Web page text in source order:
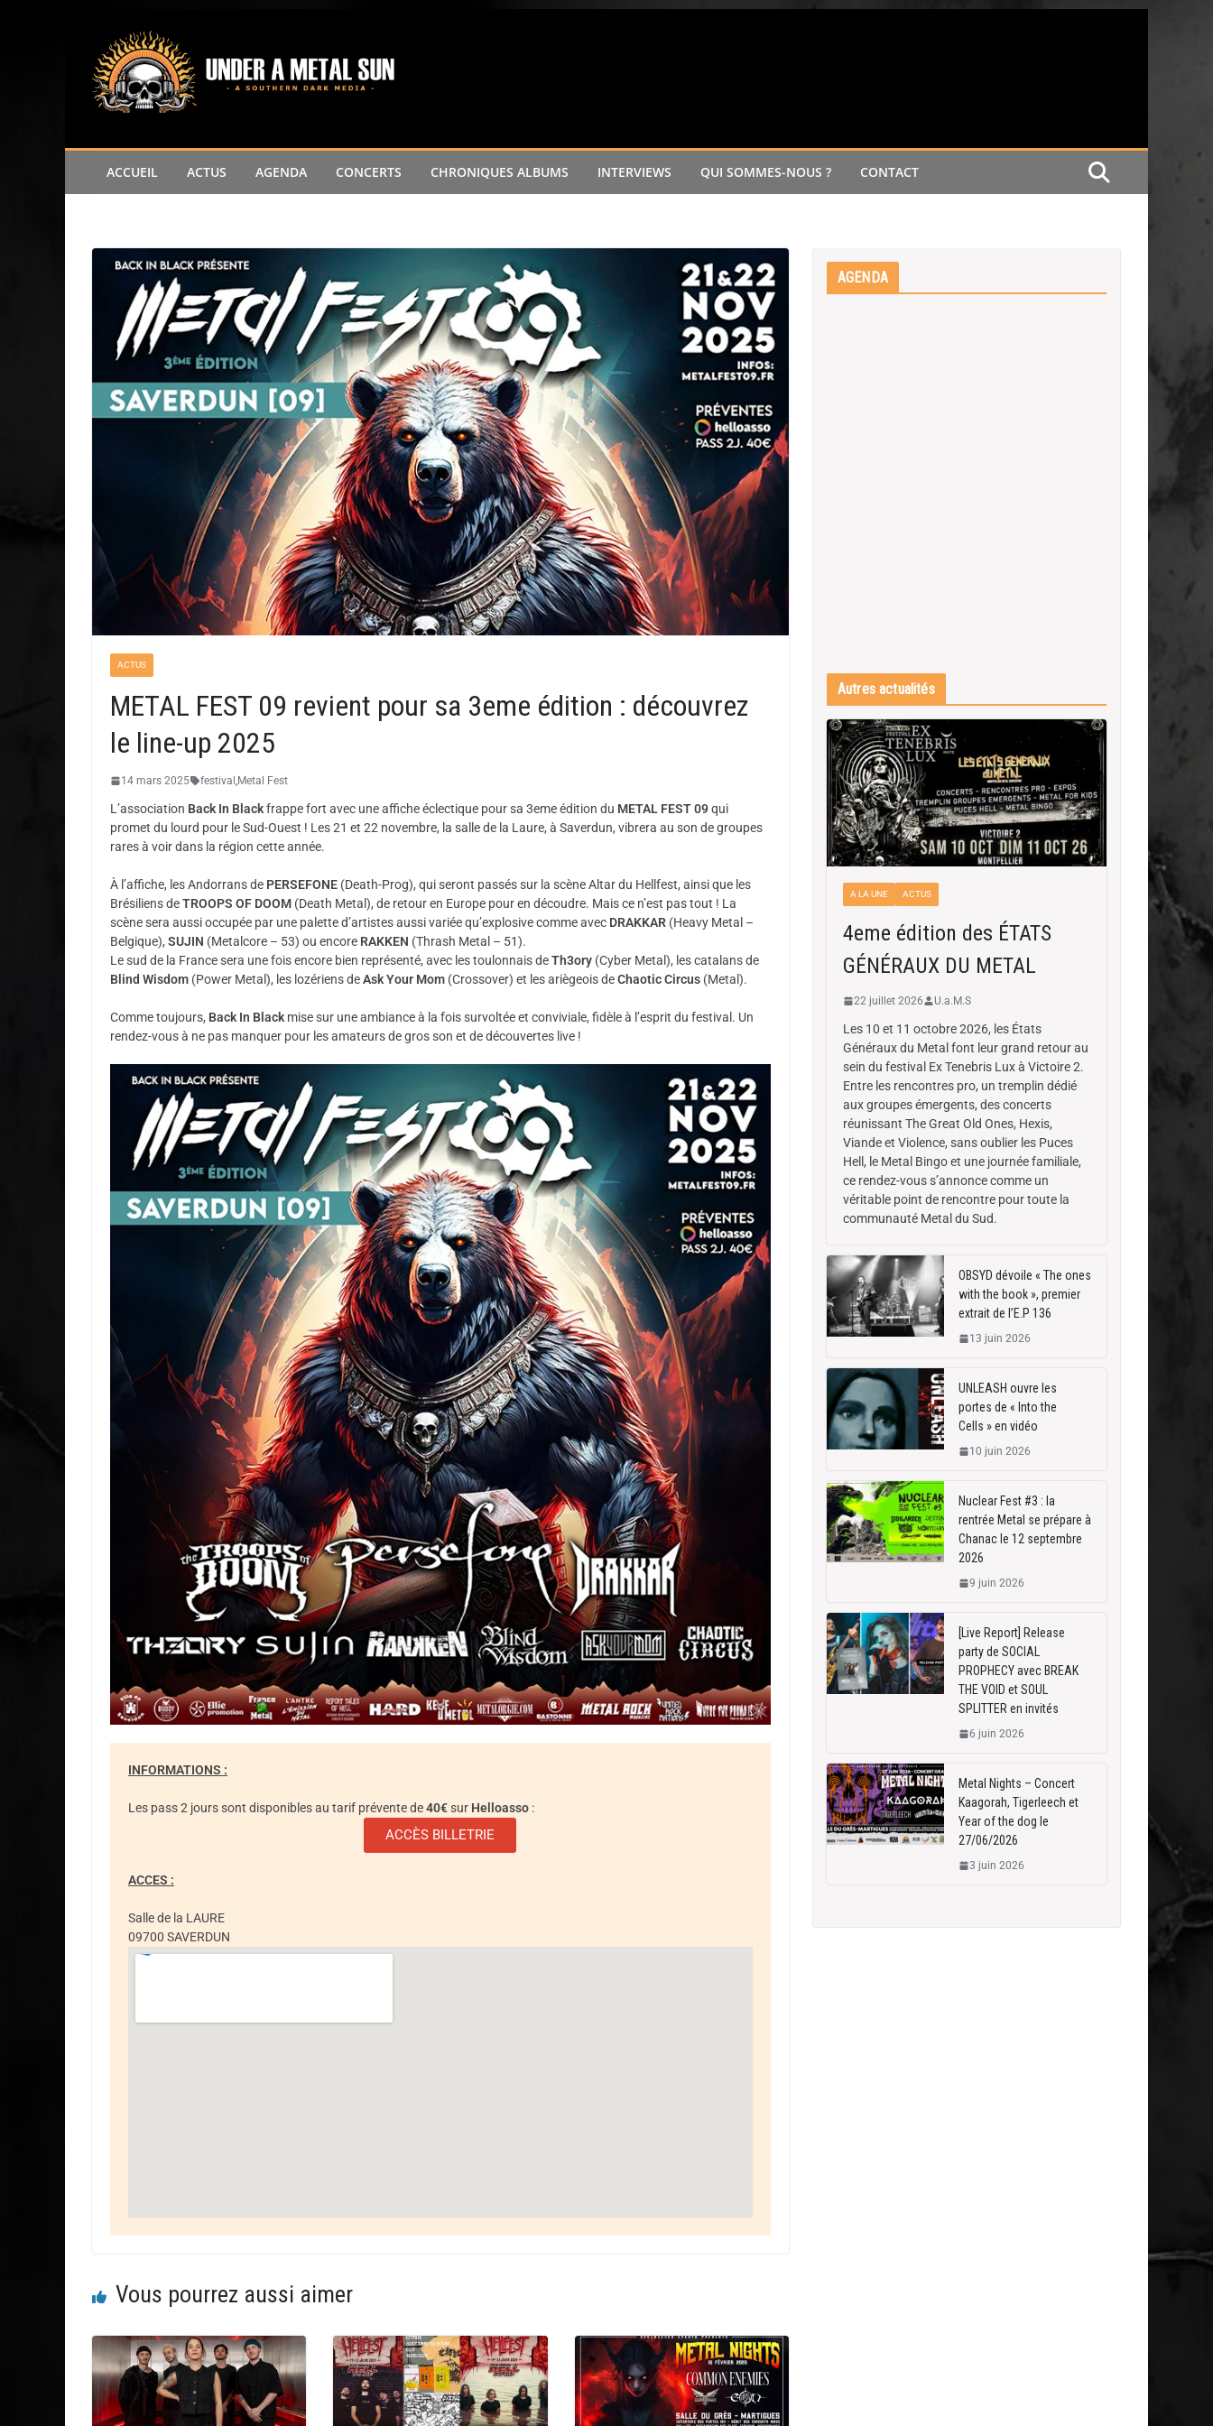
ACCUEIL ACTUS AGENDA CONCERTS CHRONIQUES ALBUMS INTERVIEWS QUI SOMMES-NOUS ? CONTACT
ACTUS
METAL FEST 09 revient pour sa 3eme édition : découvrez
le line-up 2025
14 mars 2025 festival ,Metal Fest
L’association Back In Blackfrappe fort avec une affiche éclectique pour sa 3eme édition du METAL FEST 09qui
promet du lourd pour le Sud-Ouest ! Les 21 et 22 novembre, la salle de la Laure, à Saverdun, vibrera au son de groupes
rares à voir dans la région cette année.
À l’affiche, les Andorrans de PERSEFONE (Death-Prog), qui seront passés sur la scène Altar du Hellfest, ainsi que les
Brésiliens deTROOPS OF DOOM (Death Metal), de retour en Europe pour en découdre. Mais ce n’est pas tout ! La
scène sera aussi occupée par une palette d’artistes aussi variée qu’explosive comme avec DRAKKAR (Heavy Metal –
Belgique), SUJIN (Metalcore – 53) ou encore RAKKEN (Thrash Metal – 51).
Le sud de la France sera une fois encore bien représenté, avec les toulonnais deTh3ory (Cyber Metal), les catalans de
Blind Wisdom (Power Metal), les lozériens deAsk Your Mom (Crossover) et les ariègeois deChaotic Circus (Metal).
Comme toujours, Back In Black mise sur une ambiance à la fois survoltée et conviviale, fidèle à l’esprit du festival. Un
rendez-vous à ne pas manquer pour les amateurs de gros son et de découvertes live !
INFORMATIONS :
Les pass 2 jours sont disponibles au tarif prévente de40€sur Helloasso :
ACCÈS BILLETRIE
ACCES :
Salle de la LAURE
09700 SAVERDUN
Vous pourrez aussi aimer
AGENDA
Autres actualités
A LA UNE ACTUS
4eme édition des ÉTATS
GÉNÉRAUX DU METAL
22 juillet 2026 U.a.M.S
Les 10 et 11 octobre 2026, les États
Généraux du Metal font leur grand retour au
sein du festival Ex Tenebris Lux à Victoire 2.
Entre les rencontres pro, un tremplin dédié
aux groupes émergents, des concerts
réunissant The Great Old Ones, Hexis,
Viande et Violence, sans oublier les Puces
Hell, le Metal Bingo et une journée familiale,
ce rendez-vous s’annonce comme un
véritable point de rencontre pour toute la
communauté Metal du Sud.
OBSYD dévoile « The ones
with the book », premier
extrait de l’E.P 136
13 juin 2026
UNLEASH ouvre les
portes de « Into the
Cells » en vidéo
10 juin 2026
Nuclear Fest #3 : la
rentrée Metal se prépare à
Chanac le 12 septembre
2026
9 juin 2026
[Live Report] Release
party de SOCIAL
PROPHECY avec BREAK
THE VOID et SOUL
SPLITTER en invités
6 juin 2026
Metal Nights – Concert
Kaagorah, Tigerleech et
Year of the dog le
27/06/2026
3 juin 2026